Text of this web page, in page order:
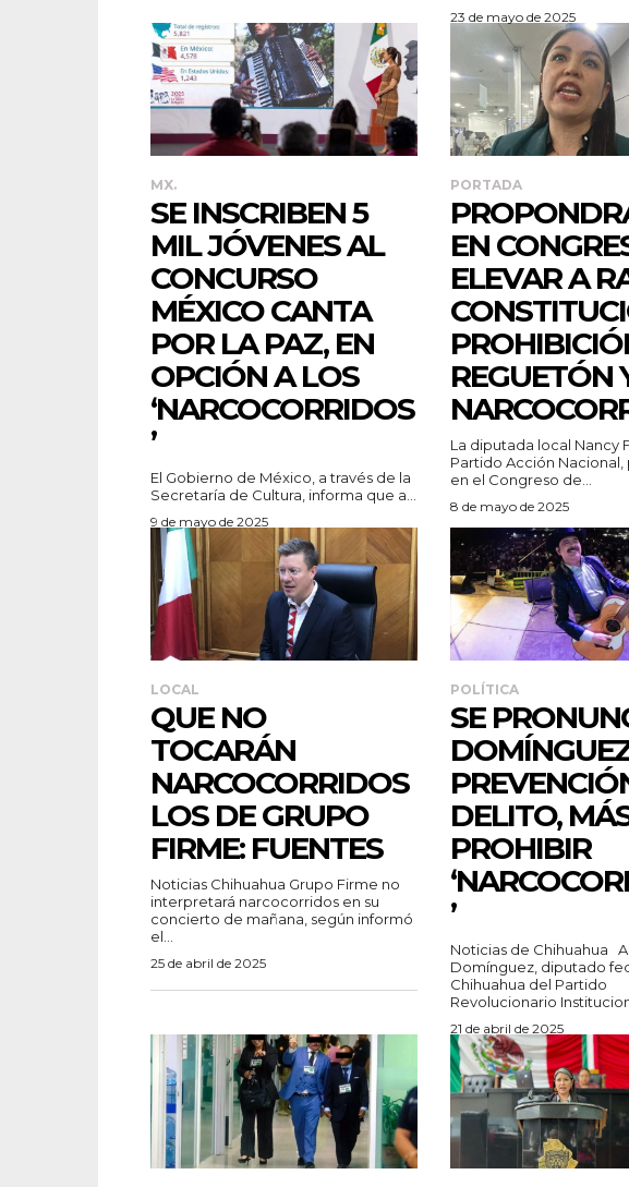
23 de mayo de 2025
MX.
SE INSCRIBEN 5
MIL JÓVENES AL
CONCURSO
MÉXICO CANTA
POR LA PAZ, EN
OPCIÓN A LOS
‘NARCOCORRIDOS
’
El Gobierno de México, a través de la
Secretaría de Cultura, informa que a...
9 de mayo de 2025
PORTADA
EN
ELEVAR A
REGUETÓN
La diputada local Nancy
Partido Acción Nacional,
en el Congreso de...
8 de mayo de 2025
LOCAL
QUE NO
TOCARÁN
NARCOCORRIDOS
LOS DE GRUPO
FIRME: FUENTES
Noticias Chihuahua Grupo Firme no
interpretará narcocorridos en su
concierto de mañana, según informó
el...
25 de abril de 2025
POLÍTICA
SE
DELITO,
PROHIBIR
’
Noticias de Chihuahua Alejandro
Domínguez, diputado
Chihuahua del Partido
Revolucionario
21 de abril de 2025